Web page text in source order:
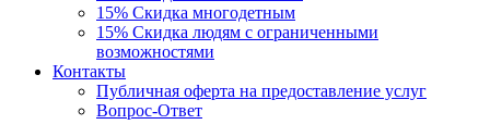
15% Скидка многодетным
15% Скидка людям с ограниченными
возможностями
Контакты
Публичная оферта на предоставление услуг
Вопрос-Ответ